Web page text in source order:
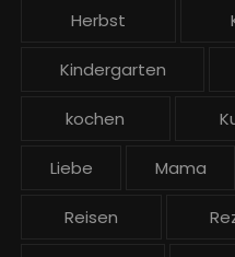
Herbst
Kindergarten
kochen
Liebe Mama
Reisen